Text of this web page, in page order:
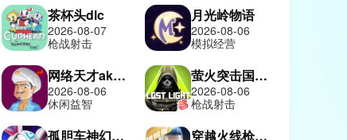
茶杯头dlc
2026-08-07
枪战射击
月光岭物语
2026-08-06
模拟经营
网络天才akinatour
2026-08-06
休闲益智
萤火突击国际服
2026-08-06
枪战射击
孤胆车神幻影城 穿越火线枪战王者体验服